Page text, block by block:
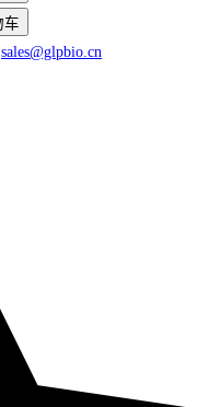
车
sales@glpbio.cn